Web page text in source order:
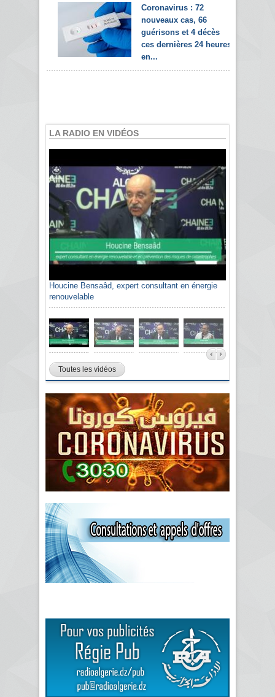
Coronavirus : 72
nouveaux cas, 66
guérisons et 4 décès
ces dernières 24 heures
en...
LA RADIO EN VIDÉOS
Houcine Bensaâd, expert consultant en énergie
renouvelable
Toutes les vidéos